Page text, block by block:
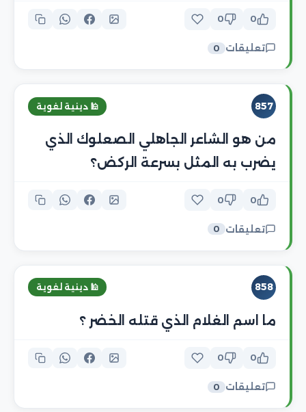
0
0
تعليقات 0
857 🕌 دينية لغوية
من هو الشاعر الجاهلي الصعلوك الذي
يضرب به المثل بسرعة الركض؟
0
0
تعليقات 0
858 🕌 دينية لغوية
ما اسم الغلام الذي قتله الخضر ؟
0
0
تعليقات 0